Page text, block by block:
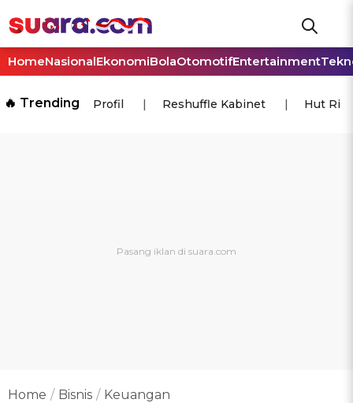
HomeNasionalEkonomiBolaOtomotifEntertainment
🔥 Trending Profil Reshuffle Kabinet Hut Ri
Home Bisnis Keuangan